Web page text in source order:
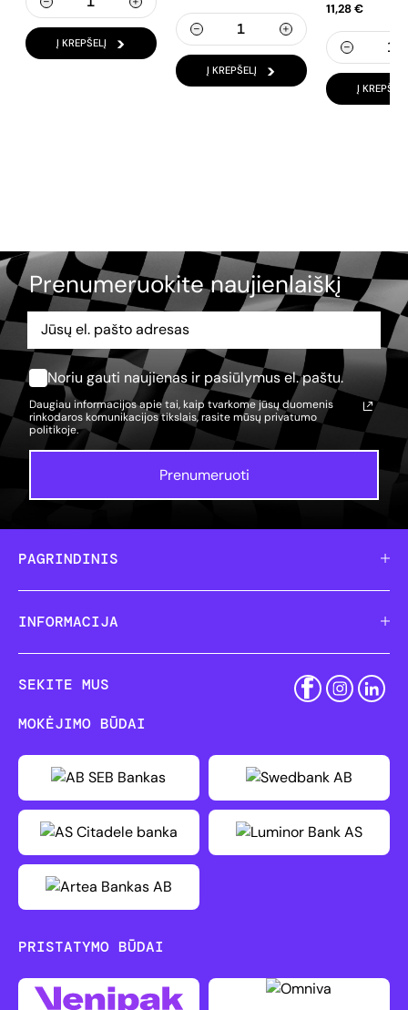
Į KREPŠELĮ
Į KREPŠELĮ
11,28 €
Į KREPŠELĮ
Prenumeruokite naujienlaiškį
Noriu gauti naujienas ir pasiūlymus el. paštu.
Daugiau informacijos apie tai, kaip tvarkome jūsų duomenis
rinkodaros komunikacijos tikslais, rasite mūsų privatumo
politikoje.
Prenumeruoti
PAGRINDINIS
INFORMACIJA
SEKITE MUS
MOKĖJIMO BŪDAI
PRISTATYMO BŪDAI